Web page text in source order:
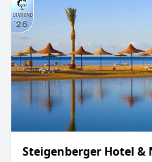
Steigenberger Hotel &